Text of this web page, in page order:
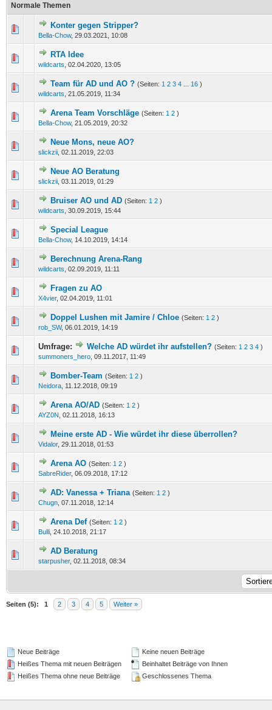
Normale Themen
Konter gegen Stripper?
Bella-Chow, 29.03.2021, 10:08
0 Bewertung(en) - 0 von 5 durchschnittlich
12 3
RTA Idee
wildcarts 02.04.2020, 13:05
0 Bewertung(en) - 0 von 5 durchschnittlich
Team für AD und AO ? (Seiten: 1 2 3 4 16 )
wildcarts 21.05.2019, 11:34
0 Bewertung(en) - 0 von 5 durchschnittlich
1 2 345
Arena Team Vorschläge (Seiten: 1 2 )
Bella-Chow, 21.05.2019, 20:32
0 Bewertung(en) - 0 von 5 durchschnittlich
123 45
Neue Mons, neue AO?
slickzii 02.11.2019, 22:03
0 Bewertung(en) - 0 von 5 durchschnittlich
12
Neue AO Beratung
slickzii 03.11.2019, 01:29
0 Bewertung(en) - 0 von 5 durchschnittlich
Bruiser AO und AD (Seiten: 1 2 )
wildcarts 30.09.2019, 15:44
0 Bewertung(en) - 0 von 5 durchschnittlich
12345
Special League
Bella-Chow, 14.10.2019, 14:14
0 Bewertung(en) - 0 von 5 durchschnittlich
Berechnung Arena-Rang
wildcarts 02.09.2019, 11:11
0 Bewertung(en) - 0 von 5 durchschnittlich
1234
Fragen zu AO
X4vier, 02.04.2019, 11:01
0 Bewertung(en) - 0 von 5 durchschnittlich
Doppel Lushen mit Jamire / Chloe (Seiten: 1 2 )
rob_SW, 06.01.2019, 14:19
0 Bewertung(en) - 0 von 5 durchschnittlich
12345
Umfrage: Welche AD würdet ihr aufstellen? (Seiten: 1 2 3 4 )
summoners_hero 09.11.2017, 11:49
0 Bewertung(en) - 0 von 5 durchschnittlich
1 2345
Bomber-Team (Seiten: 1 2 )
Neidora 11.12.2018, 09:19
0 Bewertung(en) - 0 von 5 durchschnittlich
12 3 4
Arena AO/AD (Seiten: 1 2 )
AYZ0N 02.11.2018, 16:13
0 Bewertung(en) - 0 von 5 durchschnittlich
1 23
Meine erste AD - Wie würdet ihr diese überrollen?
Vidalor, 29.11.2018, 01:53
0 Bewertung(en) - 0 von 5 durchschnittlich
1 2345
Arena AO (Seiten: 1 2 )
SabreRider, 06.09.2018, 17:12
0 Bewertung(en) - 0 von 5 durchschnittlich
1
AD: Vanessa + Triana (Seiten: 1 2 )
Chugn 07.11.2018, 12:14
0 Bewertung(en) - 0 von 5 durchschnittlich
12345
Arena Def (Seiten: 1 2 )
Bulli 24.10.2018, 21:17
0 Bewertung(en) - 0 von 5 durchschnittlich
1
AD Beratung
starpusher, 02.11.2018, 08:34
0 Bewertung(en) - 0 von 5 durchschnittlich
Seiten (5): 1 2 3 4 5 Weiter »
Neue Beiträge
Heißes Thema mit neuen Beiträgen
Heißes Thema ohne neue Beiträge
Keine neuen Beiträge
Beinhaltet Beiträge von Ihnen
Geschlossenes Thema